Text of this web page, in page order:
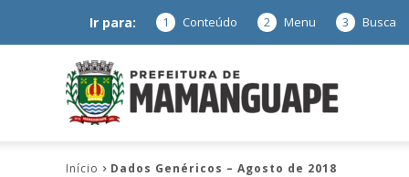
Ir para: 1 Conteúdo 2 Menu 3 Busca
Início Dados Genéricos – Agosto de 2018